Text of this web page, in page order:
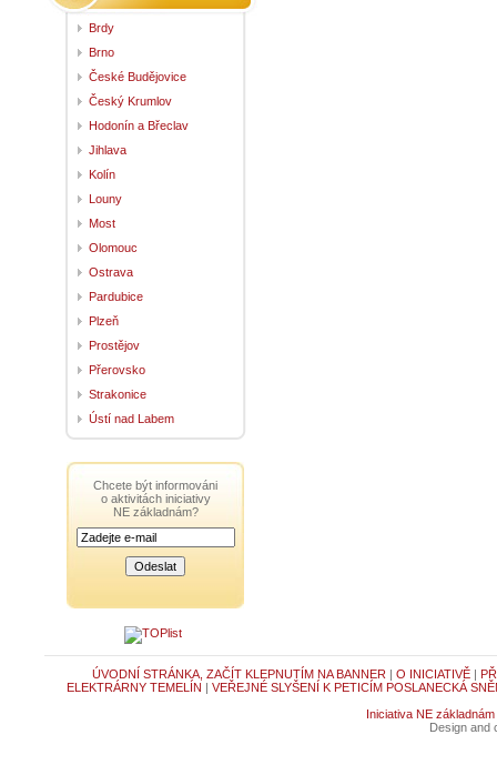
Brdy
Brno
České Budějovice
Český Krumlov
Hodonín a Břeclav
Jihlava
Kolín
Louny
Most
Olomouc
Ostrava
Pardubice
Plzeň
Prostějov
Přerovsko
Strakonice
Ústí nad Labem
Chcete být informováni
o aktivitách iniciativy
NE základnám?
ÚVODNÍ STRÁNKA, ZAČÍT KLEPNUTÍM NA BANNER | O INICIATIVĚ|
ELEKTRÁRNY TEMELÍN | VEŘEJNÉ SLYŠENÍ K PETICÍM POSLANECKÁ
Iniciativa NE základnám
Design and